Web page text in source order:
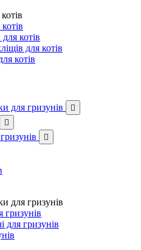
котів
для котів
котів
для гризунів 


для гризунів
гризунів
для гризунів